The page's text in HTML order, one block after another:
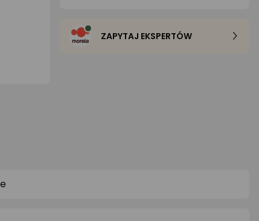
ZAPYTAJ EKSPERTÓW